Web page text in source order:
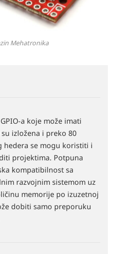
Mehatronika
a koje može imati
su izložena i preko 80
hedera se mogu koristiti i
projektima. Potpuna
kompatibilnost sa
razvojnim sistemom uz
memorije po izuzetnoj
dobiti samo preporuku